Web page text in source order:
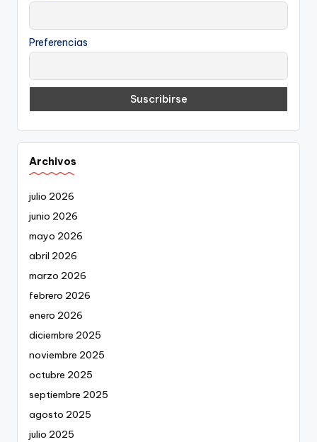
Preferencias
Archivos
julio 2026
junio 2026
mayo 2026
abril 2026
marzo 2026
febrero 2026
enero 2026
diciembre 2025
noviembre 2025
octubre 2025
septiembre 2025
agosto 2025
julio 2025